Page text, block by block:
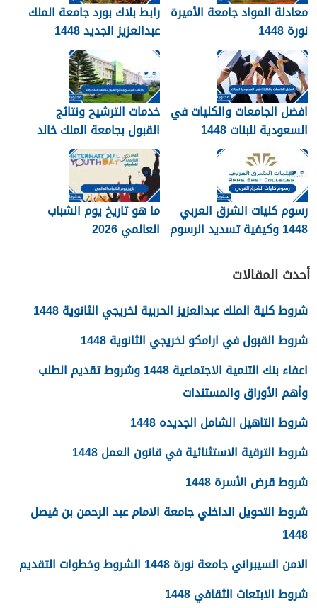
معادلة المواد جامعة الأميرة
نورة 1448
رابط بلاك بورد جامعة الملك
عبدالعزيز الجديد 1448
blackboard kau
افضل الجامعات والكليات في
السعودية للبنات 1448
خدمات الترشيح ونتائج
القبول بجامعة الملك خالد
1448
رسوم كليات الشرق العربي
1448 وكيفية تسديد الرسوم
ما هو تاريخ يوم الشباب
العالمي 2026
أحدث المقالات
شروط كلية الملك عبدالعزيز الحربية لخريجي الثانوية 1448
شروط القبول في ارامكو لخريجي الثانوية 1448
اعفاء بنك التنمية الاجتماعية 1448 وشروط تقديم الطلب
وأهم الأوراق والمستندات
شروط التاهيل الشامل الجديده 1448
شروط الترقية الاستثنائية في قانون العمل 1448
شروط قرض الأسرة 1448
شروط التحويل الداخلي جامعة الامام عبد الرحمن بن فيصل
1448
الامن السيبراني جامعة نورة 1448 الشروط وخطوات التقديم
شروط الابتعاث الثقافي 1448